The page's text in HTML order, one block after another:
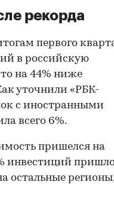
рекорда
первого
в российскую
на 44% ниже
уточнили «РБК-
с иностранными
всего 6%.
пришелся на
инвестиций
остальные регионы,